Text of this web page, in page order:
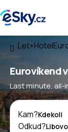
Let+Hotel
Eurovíkend
Last minute, all-
Kam?
Odkud?